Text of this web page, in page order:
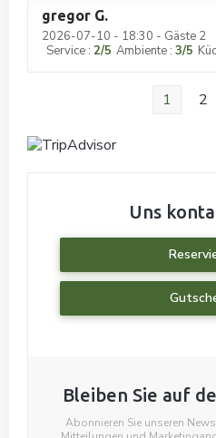
gregor G
2026-07-10 - 18:30 - Gäste 2
Service : 2/5 Ambiente : 3/5
1 2
Uns
Bleiben Sie auf
Abonnieren Sie unseren